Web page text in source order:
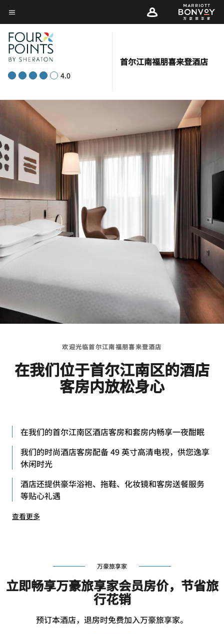
Skip
to
main
content
菜单文本
4.0
首尔江南福朋喜来登酒店
欢迎光临首尔江南福朋喜来登酒店
在我们位于首尔江南区的酒店
客房内放松身心
在我们的首尔江南区酒店客房和套房内畅享一夜酣眠
我们的时尚酒店客房配备 49 英寸高清电视，供您逸享
休闲时光
酒店还提供豪华浴袍、拖鞋、化妆镜和客房送餐服务
等贴心礼遇
查看更多
万豪旅享家
立即畅享万豪旅享家会员房价，节省旅
行花销
预订本酒店，退房时免费加入万豪旅享家。